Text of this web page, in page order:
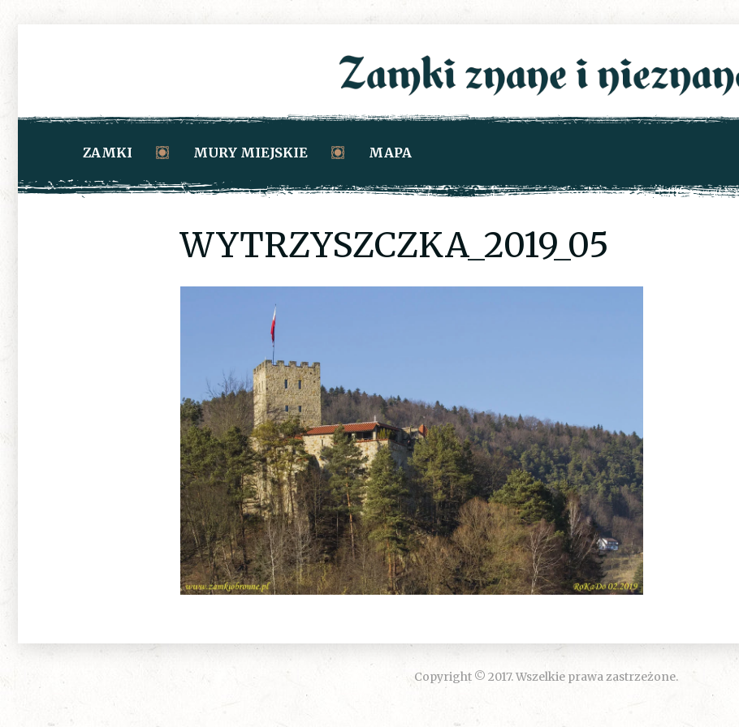
ZAMKI MURY MIEJSKIE MAPA
WYTRZYSZCZKA_2019_05
Copyright © 2017. Wszelkie prawa zastrzeżone.